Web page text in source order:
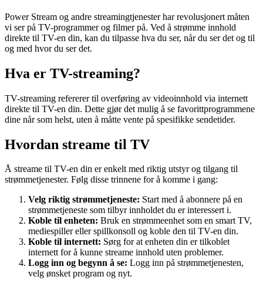
Power Stream og andre streamingtjenester har revolusjonert måten
vi ser på TV-programmer og filmer på. Ved å strømme innhold
direkte til TV-en din, kan du tilpasse hva du ser, når du ser det og til
og med hvor du ser det.
Hva er TV-streaming?
TV-streaming refererer til overføring av videoinnhold via internett
direkte til TV-en din. Dette gjør det mulig å se favorittprogrammene
dine når som helst, uten å måtte vente på spesifikke sendetider.
Hvordan streame til TV
Å streame til TV-en din er enkelt med riktig utstyr og tilgang til
strømmetjenester. Følg disse trinnene for å komme i gang:
Velg riktig strømmetjeneste: Start med å abonnere på en
strømmetjeneste som tilbyr innholdet du er interessert i.
Koble til enheten: Bruk en strømmeenhet som en smart TV,
mediespiller eller spillkonsoll og koble den til TV-en din.
Koble til internett: Sørg for at enheten din er tilkoblet
internett for å kunne streame innhold uten problemer.
Logg inn og begynn å se: Logg inn på strømmetjenesten,
velg ønsket program og nyt.